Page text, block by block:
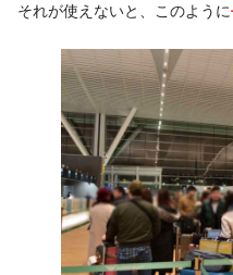
それが使えないと、このように